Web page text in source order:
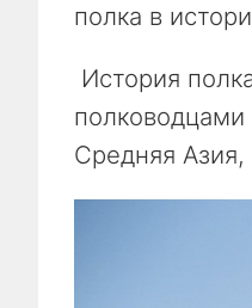
полка в
История
полководцами
Средняя